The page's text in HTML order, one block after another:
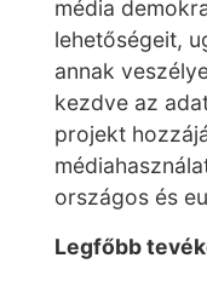
média
lehetőségeit,
annak
kezdve az
projekt
országos és
Legfőbb